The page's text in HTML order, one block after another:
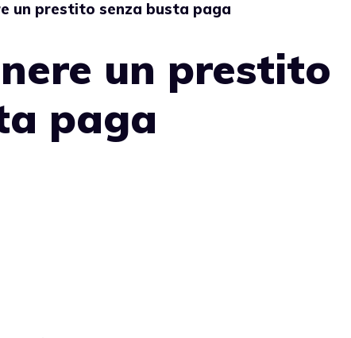
un prestito senza busta paga
un prestito
paga